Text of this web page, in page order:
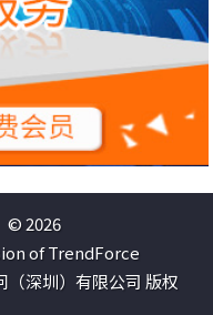
© 2026
of TrendForce
（深圳）有限公司 版权